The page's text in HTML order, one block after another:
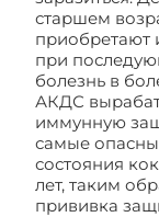
старшем
приобретают
при
болезнь в
АКДС
иммунную
самые
состояния
лет, таким
прививка